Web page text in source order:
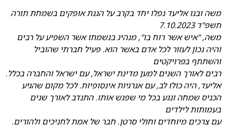
משה ובנו אליעד נפלו יחד בקרב על הגנת אופקים בשמחת תורה
תשפ"ד 7.10.2023
משה, "איש אשר רוח בו", מנהיג בנשמתו אשר השפיע על רבים
והיה נכון לעזור לכל אדם באשר הוא. פעיל חברתי שהוביל
והשתתף בפרויקטים
רבים לאורך השנים למען מדינת ישראל, עם ישראל והחברה בכלל.
אליעד, היה כולו לב, עם אנרגיות אינסופיות. לכל מקום שהגיע
הכניס שמחה ונגע בכל מי שפגש אותו. התנדב לאורך שנים
בעמותות לילדים
עם צרכים מיוחדים וחולי סרטן. חבר של אמת לחניכים ולהורים.